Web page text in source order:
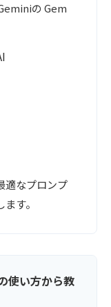
の Gem
適なプロンプ
す。
使い方から教